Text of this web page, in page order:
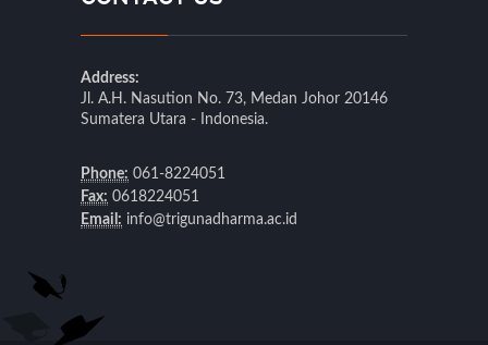
Address:
Jl. A.H. Nasution No. 73, Medan Johor 20146
Sumatera Utara - Indonesia.
Phone: 061-8224051
Fax: 0618224051
Email: info@trigunadharma.ac.id